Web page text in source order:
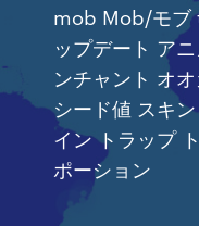
mob Mob/モブ
ップデート ア
ンチャント オ
シード値 スキ
イン トラップ
ポーション